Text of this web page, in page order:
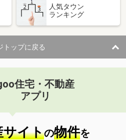
県盛岡市本町通３
手県盛岡市津志田西２
人気タウン
ランキング
トップに戻る
住宅・不動産
アプリ
サイトの物件を